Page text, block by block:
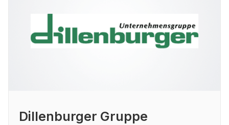
Dillenburger Gruppe